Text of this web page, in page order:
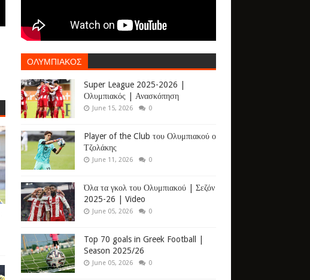
ΟΛΥΜΠΙΑΚΟΣ
Super League 2025-2026 |
Ολυμπιακός | Ανασκόπηση
June 15, 2026 0
Player of the Club του Ολυμπιακού ο
Τζολάκης
June 11, 2026 0
Όλα τα γκολ του Ολυμπιακού | Σεζόν
2025-26 | Video
June 05, 2026 0
Top 70 goals in Greek Football |
Season 2025/26
June 05, 2026 0